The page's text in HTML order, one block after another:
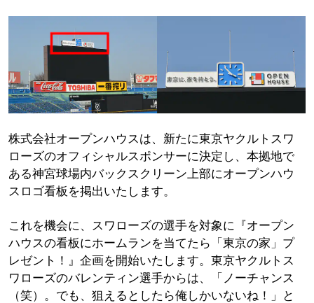
株式会社オープンハウスは、新たに東京ヤクルトスワ
ローズのオフィシャルスポンサーに決定し、本拠地で
ある神宮球場内バックスクリーン上部にオープンハウ
スロゴ看板を掲出いたします。
これを機会に、スワローズの選手を対象に『オープン
ハウスの看板にホームランを当てたら「東京の家」プ
レゼント！』企画を開始いたします。東京ヤクルトス
ワローズのバレンティン選手からは、「ノーチャンス
（笑）。でも、狙えるとしたら俺しかいないね！」と